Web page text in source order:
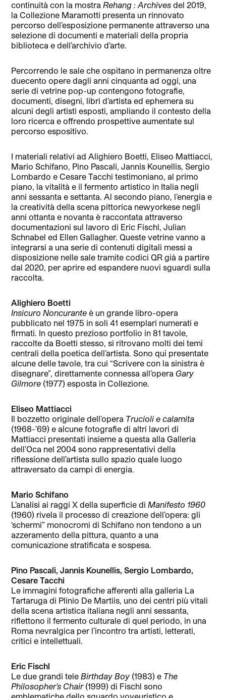
continuità con la mostraRehang : Archives del 2019,
la Collezione Maramotti presenta un rinnovato
percorso dell’esposizione permanente attraverso una
selezione di documenti e materiali della propria
biblioteca e dell’archivio d’arte.
Percorrendo le sale che ospitano in permanenza oltre
duecento opere dagli anni cinquanta ad oggi, una
serie di vetrine pop-up contengono fotografie,
documenti, disegni, libri d’artista ed ephemera su
alcuni degli artisti esposti, ampliando il contesto della
loro ricerca e offrendo prospettive aumentate sul
percorso espositivo.
I materiali relativi ad Alighiero Boetti, Eliseo Mattiacci,
Mario Schifano, Pino Pascali, Jannis Kounellis, Sergio
Lombardo e Cesare Tacchi testimoniano, al primo
piano, la vitalità e il fermento artistico in Italia negli
anni sessanta e settanta. Al secondo piano, l’energia e
la creatività della scena pittorica newyorkese negli
anni ottanta e novanta è raccontata attraverso
documentazioni sul lavoro di Eric Fischl, Julian
Schnabel ed Ellen Gallagher. Queste vetrine vanno a
integrarsi a una serie di contenuti digitali messi a
disposizione nelle sale tramite codici QR già a partire
dal 2020, per aprire ed espandere nuovi sguardi sulla
raccolta.
Alighiero Boetti
Insicuro Noncurante è un grande libro-opera
pubblicato nel 1975 in soli 41 esemplari numerati e
firmati. In questo prezioso portfolio in 81 tavole,
raccolte da Boetti stesso, si ritrovano molti dei temi
centrali della poetica dell’artista. Sono qui presentate
alcune delle tavole, tra cui “Scrivere con la sinistra è
disegnare”, direttamente connessa all’opera Gary
Gilmore (1977) esposta in Collezione.
Eliseo Mattiacci
Il bozzetto originale dell’opera Trucioli e calamita
(1968-’69) e alcune fotografie di altri lavori di
Mattiacci presentati insieme a questa alla Galleria
dell’Oca nel 2004 sono rappresentativi della
riflessione dell’artista sullo spazio quale luogo
attraversato da campi di energia.
Mario Schifano
L’analisi ai raggi X della superficie diManifesto 1960
(1960) rivela il processo di creazione dell’opera: gli
‘schermi” monocromi di Schifano non tendono a un
azzeramento della pittura, quanto a una
comunicazione stratificata e sospesa.
Pino Pascali, Jannis Kounellis, Sergio Lombardo,
Cesare Tacchi
Le immagini fotografiche afferenti alla galleria La
Tartaruga di Plinio De Martiis, uno dei centri più vitali
della scena artistica italiana negli anni sessanta,
riflettono il fermento culturale di quel periodo, in una
Roma nevralgica per l’incontro tra artisti, letterati,
critici e intellettuali.
Eric Fischl
Le due grandi teleBirthday Boy (1983) e The
Philosopher’s Chair(1999) di Fischl sono